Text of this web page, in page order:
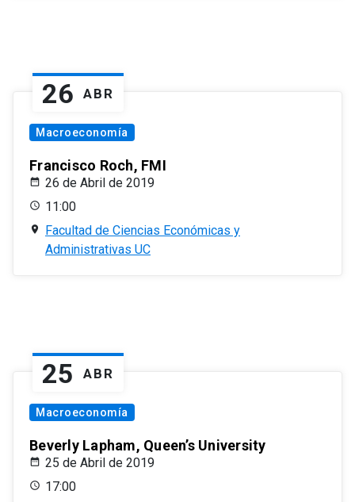
26 ABR
Macroeconomía
Francisco Roch, FMI
26 de Abril de 2019
11:00
Facultad de Ciencias Económicas y
Administrativas UC
25 ABR
Macroeconomía
Beverly Lapham, Queen’s University
25 de Abril de 2019
17:00